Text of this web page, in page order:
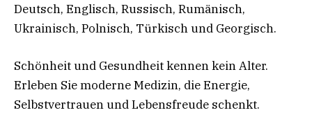
Deutsch, Englisch, Russisch, Rumänisch,
Ukrainisch, Polnisch, Türkisch und Georgisch.
Schönheit und Gesundheit kennen kein Alter.
Erleben Sie moderne Medizin, die Energie,
Selbstvertrauen und Lebensfreude schenkt.